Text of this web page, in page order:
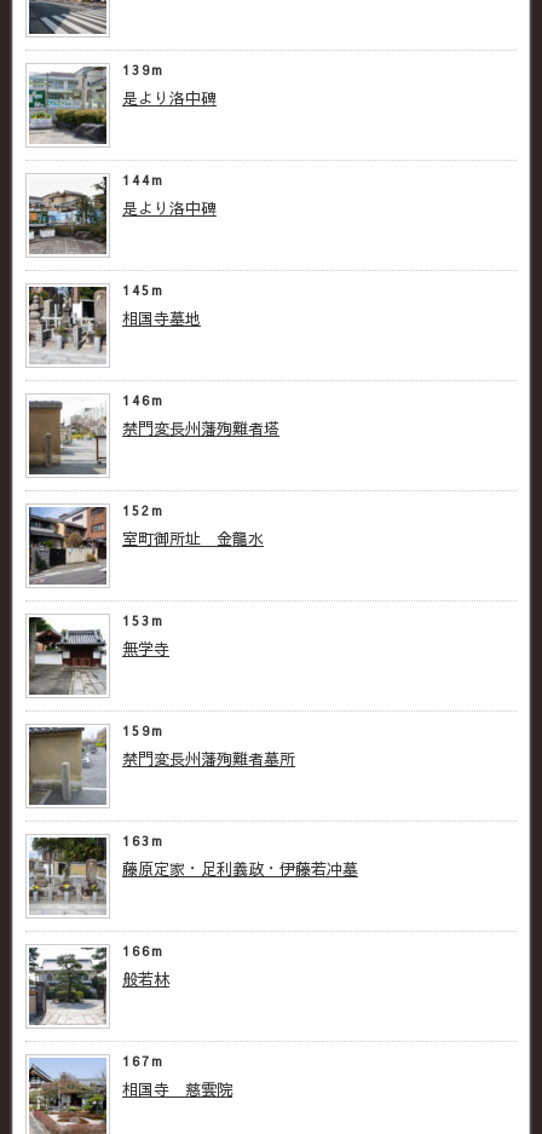
139m
是より洛中碑
144m
是より洛中碑
145m
相国寺墓地
146m
禁門変長州藩殉難者塔
152m
室町御所址 金龍水
153m
無学寺
159m
禁門変長州藩殉難者墓所
163m
藤原定家・足利義政・伊藤若冲墓
166m
般若林
167m
相国寺 慈雲院